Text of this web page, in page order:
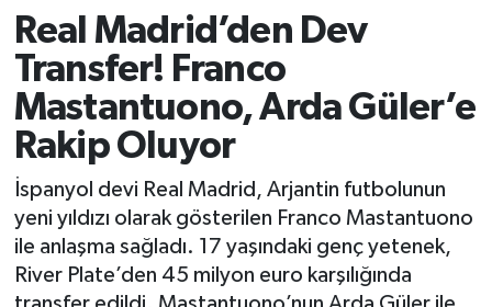
Real Madrid’den Dev
Transfer! Franco
Mastantuono, Arda Güler’e
Rakip Oluyor
İspanyol devi Real Madrid, Arjantin futbolunun
yeni yıldızı olarak gösterilen Franco Mastantuono
ile anlaşma sağladı. 17 yaşındaki genç yetenek,
River Plate’den 45 milyon euro karşılığında
Siyaset
Spor
Sağlık
Teknoloji
Afyonkarahisar Trafik Yoğunluk Haritası
Süper Lig Puan Durumu ve Fikstür
Son Dakika Haberleri
Haber Arşivi